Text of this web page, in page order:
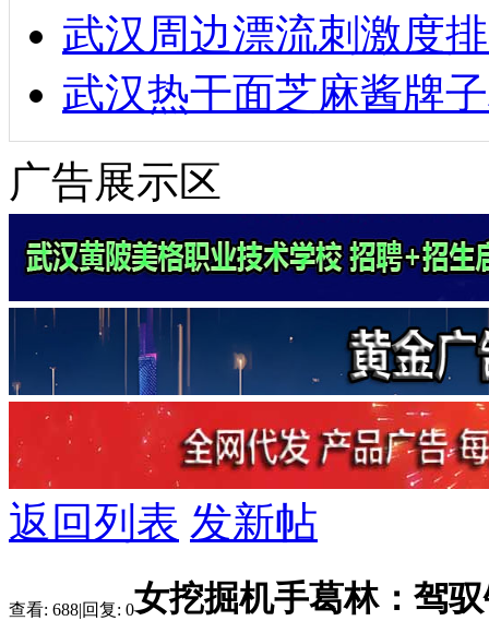
武汉周边漂流刺激度
武汉热干面芝麻酱牌
广告展示区
返回列表 发新帖
查看: 688|回复: 0女挖掘机手葛林：驾